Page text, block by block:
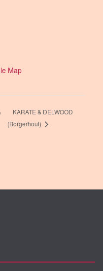
Map
KARATE & DELWOOD
(Borgerhout)